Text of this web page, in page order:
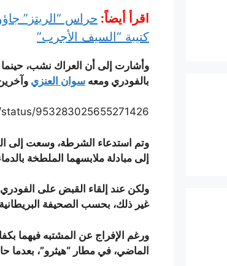
اقرأ أيضاً: حراس “الريتز”
كتيبة “السيف الأجرب”
وأشارت إلى أن العراك نشب،
بالفودري ومعه سوان العنزي
953283025655271426
وتم استدعاء الشرطة، وسعت إلى
إلى مبادلة ملابسهما الملطخة
ولكن عند إلقاء القبض على
غير ذلك، بحسب الصحيفة
ورغم الإفراج عن المشتبه فيهما
الماضي، في مطار “هيثرو”، بعدما